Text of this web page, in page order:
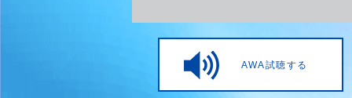
AWA試聴する